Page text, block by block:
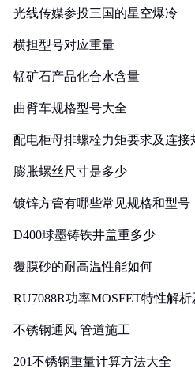
光线传媒参投三国的星空爆冷
横担型号对应重量
锰矿石产品化合水含量
曲臂车规格型号大全
配电柜母排螺栓力矩要求及连接
膨胀螺丝尺寸是多少
镀锌方管有哪些常见规格和型号
D400球墨铸铁井盖重多少
覆膜砂的耐高温性能如何
RU7088R功率MOSFET特性解
不锈钢通风 管道施工
201不锈钢重量计算方法大全